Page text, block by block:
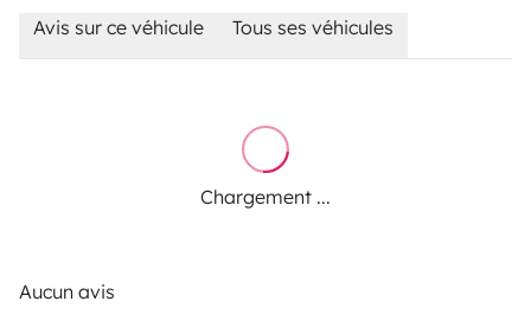
Avis sur ce véhicule Tous ses véhicules
Chargement ...
Aucun avis